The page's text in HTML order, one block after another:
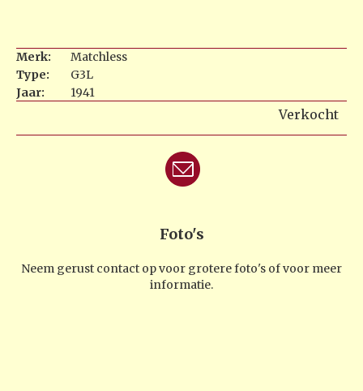
Merk:
Matchless
Type:
G3L
Jaar:
1941
Verkocht
Foto's
Neem gerust contact op voor grotere foto's of voor meer
informatie.